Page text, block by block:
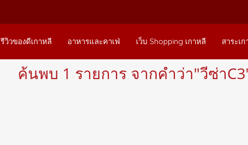
รีวิวของดีเกาหลี อาหารและคาเฟ่ เว็บ Shopping เกาหลี สาระเ
ค้นพบ 1 รายการ จากคำว่า"วีซ่า